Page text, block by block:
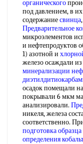
органического
под давлением, в
содержаниесвинца
Предварительное
микроэлементов
и нефтепродуктов
1) азотной и
железо осаждали из
минерализации
осадок помещали на
покрывали 6 мкм
анализировали.
никеля, железа
соответственно.
подготовка образца
определения